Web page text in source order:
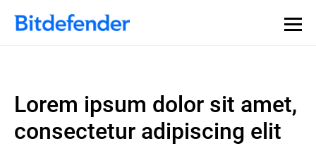
Lorem ipsum dolor sit amet,
consectetur adipiscing elit